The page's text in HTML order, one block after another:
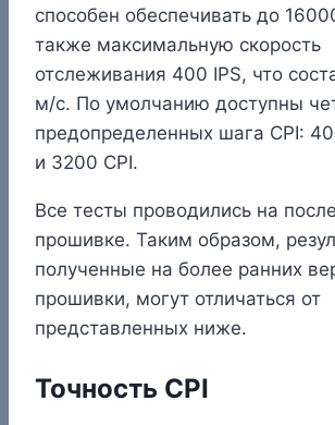
способен обеспечивать до
также максимальную скорость
отслеживания 400 IPS, что
м/с. По умолчанию доступны
предопределенных шага CPI:
и 3200 CPI.
Все тесты проводились на
прошивке. Таким образом,
полученные на более ранних
прошивки, могут отличаться от
представленных ниже.
Точность CPI